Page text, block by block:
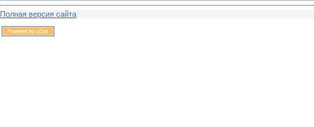
Полная версия сайта